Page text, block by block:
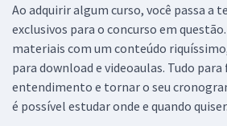
Ao adquirir algum curso, você passa a
exclusivos para o concurso em
materiais com um conteúdo
para download e videoaulas. Tudo
entendimento e tornar o seu
é possível estudar onde e quando quiser.